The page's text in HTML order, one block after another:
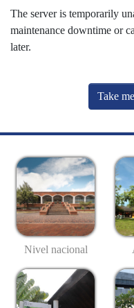
The server is temporarily
maintenance downtime or
later.
Take
Nivel nacional